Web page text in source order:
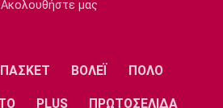
Ακολουθήστε μας
ΒΟΛΕΪ ΠΟΛΟ
PLUS ΠΡΩΤΟΣΕΛΙΔΑ